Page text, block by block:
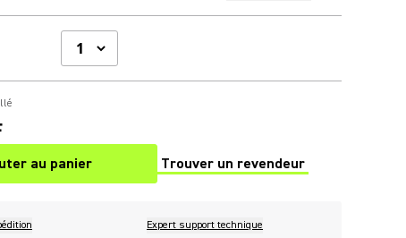
au panier Trouver un revendeur
(Opens in a new tab)
Expert support technique